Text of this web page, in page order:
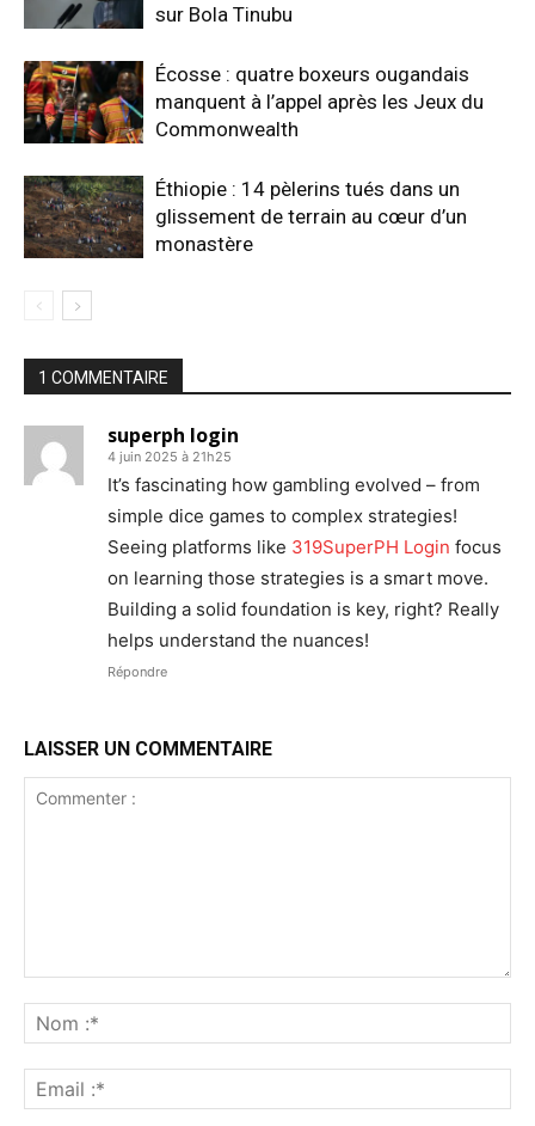
sur Bola Tinubu
Écosse : quatre boxeurs ougandais
manquent à l’appel après les Jeux du
Commonwealth
Éthiopie : 14 pèlerins tués dans un
glissement de terrain au cœur d’un
monastère
1 COMMENTAIRE
superph login
4 juin 2025 à 21h25
It’s fascinating how gambling evolved – from
simple dice games to complex strategies!
Seeing platforms like 319SuperPH Login focus
on learning those strategies is a smart move.
Building a solid foundation is key, right? Really
helps understand the nuances!
Répondre
LAISSER UN COMMENTAIRE